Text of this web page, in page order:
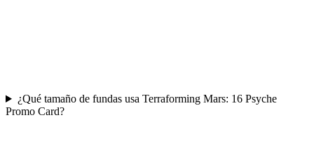
¿Qué tamaño de fundas usa Terraforming Mars: 16 Psyche
Promo Card?